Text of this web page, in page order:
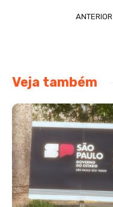
ANTERIOR
Veja também